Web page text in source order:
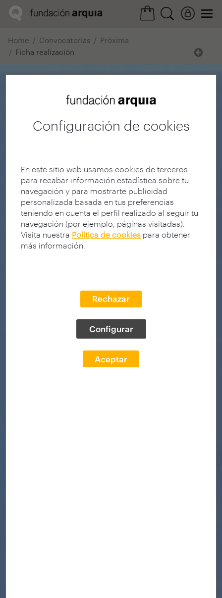
Configuración de cookies
En este sitio web usamos cookies de terceros
para recabar información estadística sobre tu
navegación y para mostrarte publicidad
personalizada basada en tus preferencias
teniendo en cuenta el perfil realizado al seguir tu
navegación (por ejemplo, páginas visitadas).
Visita nuestra Política de cookies para obtener
más información.
Rechazar
Configurar
Aceptar
Home Convocatorias
Próxima
Ficha realización